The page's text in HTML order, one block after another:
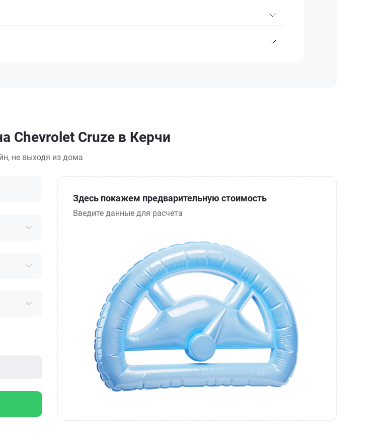
Chevrolet Cruze в Керчи
не выходя из дома
Здесь покажем предварительную стоимость
Введите данные для расчета